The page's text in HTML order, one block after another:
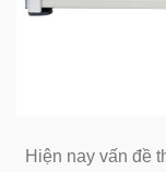
Hiện nay vấn đề